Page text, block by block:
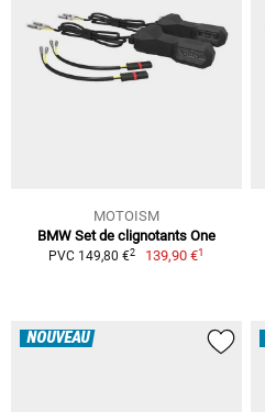
MOTOISM
BMW Set de clignotants One
PVC 149,80 €2 139,90 €1
NOUVEAU